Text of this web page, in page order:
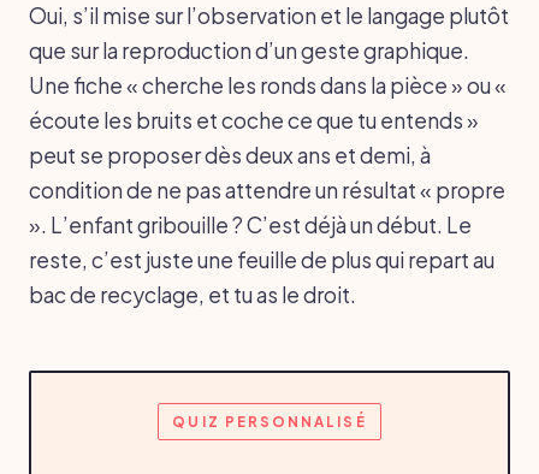
Oui, s’il mise sur l’observation et le langage plutôt
que sur la reproduction d’un geste graphique.
Une fiche « cherche les ronds dans la pièce » ou «
écoute les bruits et coche ce que tu entends »
peut se proposer dès deux ans et demi, à
condition de ne pas attendre un résultat « propre
». L’enfant gribouille ? C’est déjà un début. Le
reste, c’est juste une feuille de plus qui repart au
bac de recyclage, et tu as le droit.
QUIZ PERSONNALISÉ